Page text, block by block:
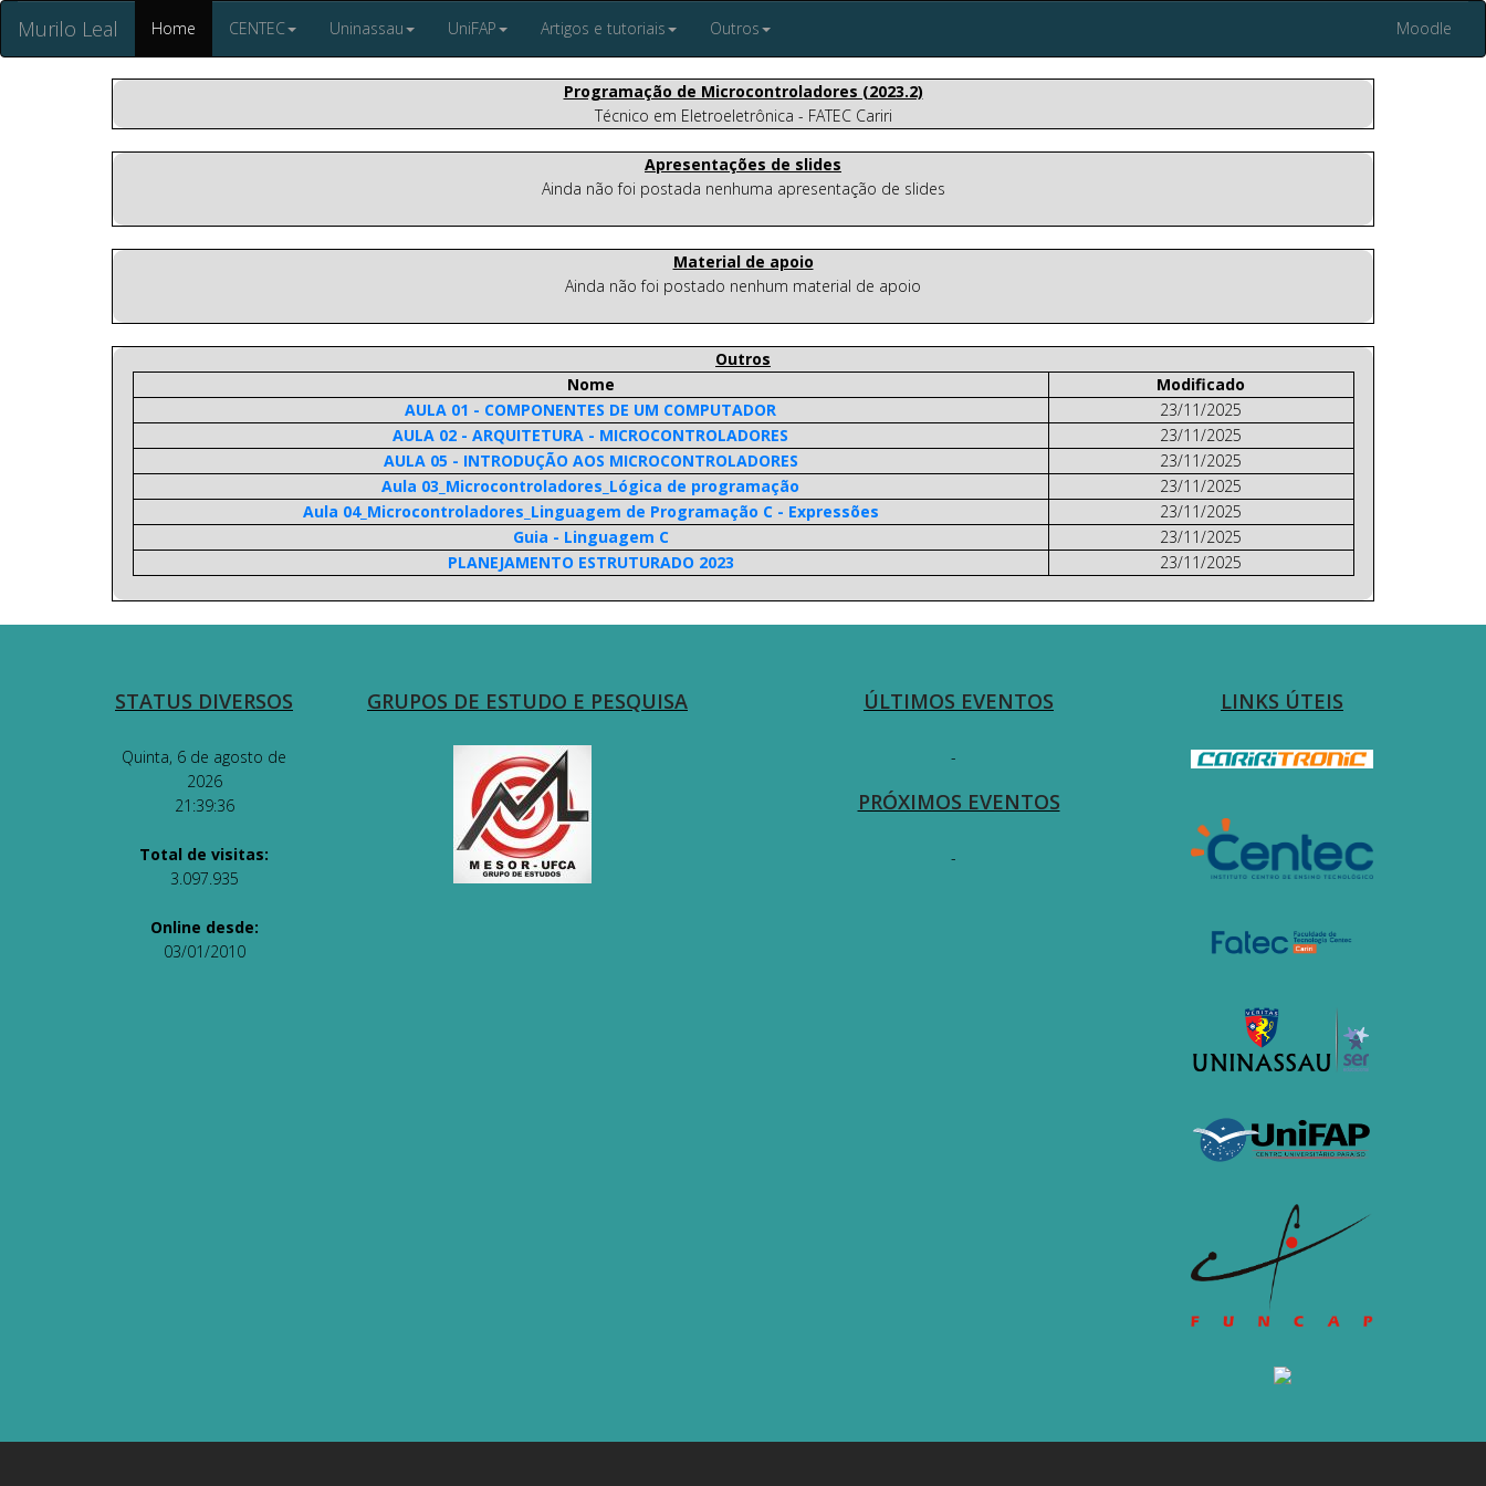
Murilo Leal Home CENTEC Uninassau UniFAP Artigos e tutoriais Outros Moodle
Programação de Microcontroladores (2023.2)
Técnico em Eletroeletrônica - FATEC Cariri
Apresentações de slides
Ainda não foi postada nenhuma apresentação de slides
Material de apoio
Ainda não foi postado nenhum material de apoio
Outros
Nome
Modificado
AULA 01 - COMPONENTES DE UM COMPUTADOR
23/11/2025
AULA 02 - ARQUITETURA - MICROCONTROLADORES
23/11/2025
AULA 05 - INTRODUÇÃO AOS MICROCONTROLADORES
23/11/2025
Aula 03_Microcontroladores_Lógica de programação
23/11/2025
Aula 04_Microcontroladores_Linguagem de Programação C - Expressões
23/11/2025
Guia - Linguagem C
23/11/2025
PLANEJAMENTO ESTRUTURADO 2023
23/11/2025
STATUS DIVERSOS
Quinta, 6 de agosto de
2026
21:39:36
Total de visitas:
3.097.935
Online desde:
03/01/2010
GRUPOS DE ESTUDO E PESQUISA ÚLTIMOS EVENTOS
-
PRÓXIMOS EVENTOS
-
LINKS ÚTEIS